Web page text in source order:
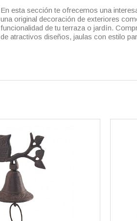
En esta sección te ofrecemos una
una original decoración de exteriores
funcionalidad de tu terraza o jardín.
de atractivos diseños, jaulas con estilo